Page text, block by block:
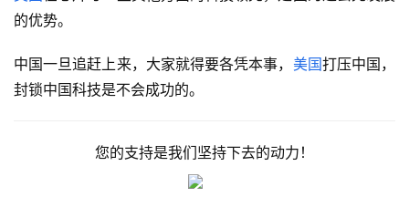
的优势。
中国一旦追赶上来，大家就得要各凭本事， 美国打压中国，
封锁中国科技是不会成功的。
您的支持是我们坚持下去的动力！